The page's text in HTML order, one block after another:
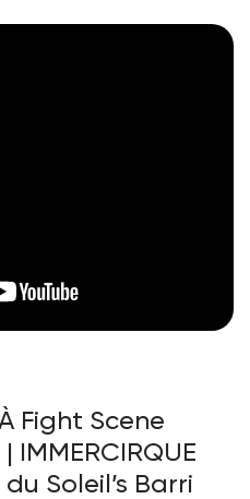
Fight Scene
IMMERCIRQUE
Soleil’s Barri